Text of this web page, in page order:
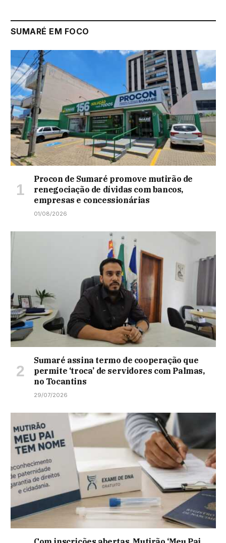
SUMARÉ EM FOCO
Procon de Sumaré promove mutirão de
renegociação de dívidas com bancos,
empresas e concessionárias
01/08/2026
Sumaré assina termo de cooperação que
permite ‘troca’ de servidores com Palmas,
no Tocantins
29/07/2026